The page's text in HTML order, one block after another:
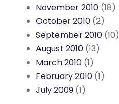
November 2010 (18)
October 2010 (2)
September 2010 (10)
August 2010 (13)
March 2010 (1)
February 2010 (1)
July 2009 (1)